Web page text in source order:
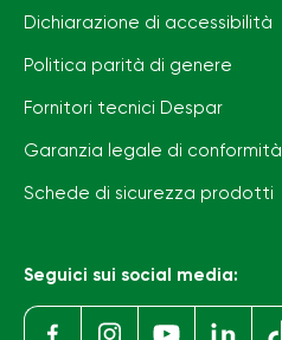
Dichiarazione di accessibilità
Politica parità di genere
Fornitori tecnici Despar
Garanzia legale di conformità
Schede di sicurezza prodotti
Seguici sui social media: